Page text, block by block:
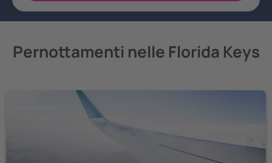
Pernottamenti nelle Florida Keys